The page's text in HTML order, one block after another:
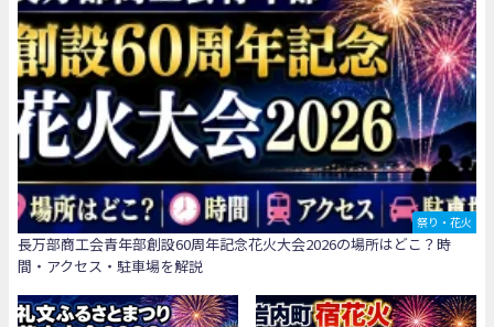
祭り・花火
長万部商工会青年部創設60周年記念花火大会2026の場所はどこ？時
間・アクセス・駐車場を解説